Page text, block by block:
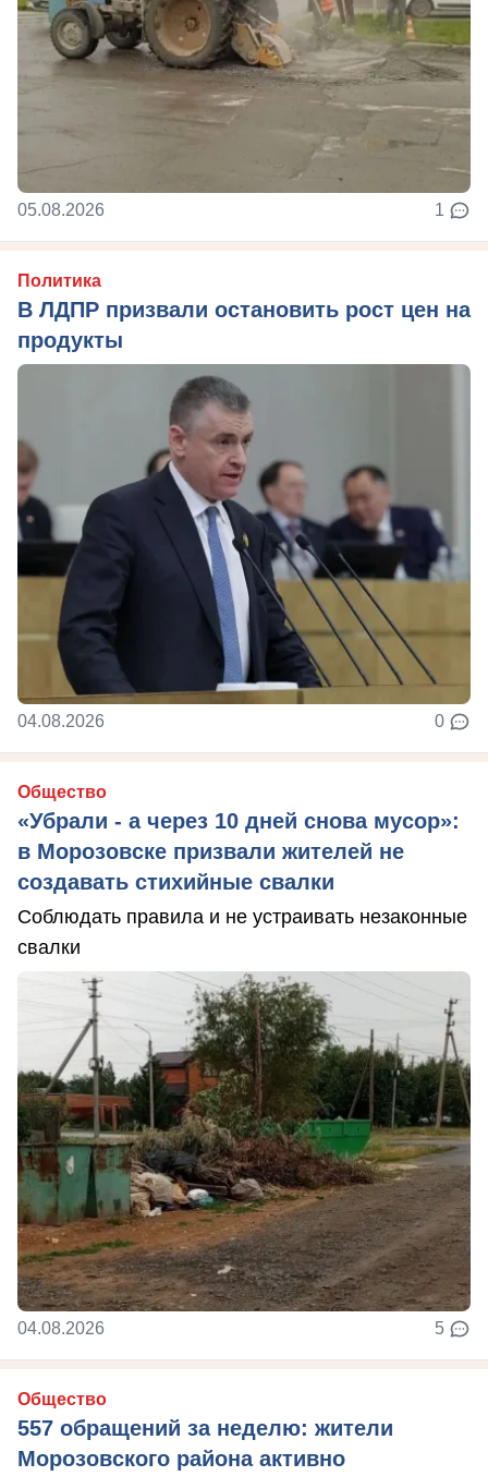
05.08.2026 1
Политика
В ЛДПР призвали остановить рост цен на
продукты
04.08.2026 0
Общество
«Убрали - а через 10 дней снова мусор»:
в Морозовске призвали жителей не
создавать стихийные свалки
Соблюдать правила и не устраивать незаконные
свалки
04.08.2026 5
Общество
557 обращений за неделю: жители
Морозовского района активно